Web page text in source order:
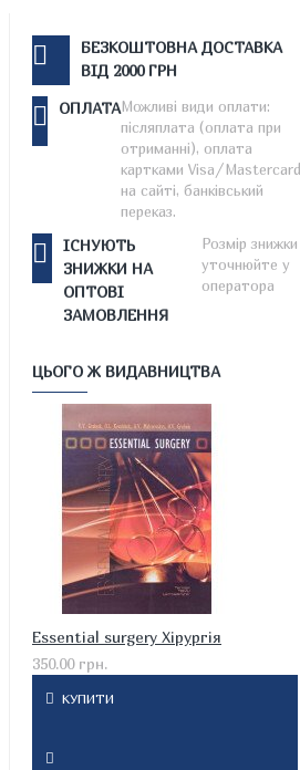
БЕЗКОШТОВНА ДОСТАВКА
ВІД 2000 ГРН
ОПЛАТАМожливі види оплати:
післяплата (оплата при
отриманні), оплата
картками Visa/Mastercard
на сайті, банківський
переказ.
ІСНУЮТЬ
ЗНИЖКИ НА
ОПТОВІ
ЗАМОВЛЕННЯ
Розмір знижки
уточнюйте у
оператора
ЦЬОГО Ж ВИДАВНИЦТВА
Essential surgery Хірургія
350.00 грн.
КУПИТИ